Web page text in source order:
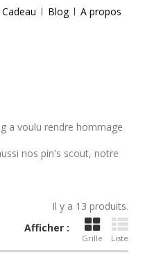
Blog A propos
a voulu rendre hommage
nos pin's scout, notre
Il y a 13 produits.
Afficher :
Grille Liste